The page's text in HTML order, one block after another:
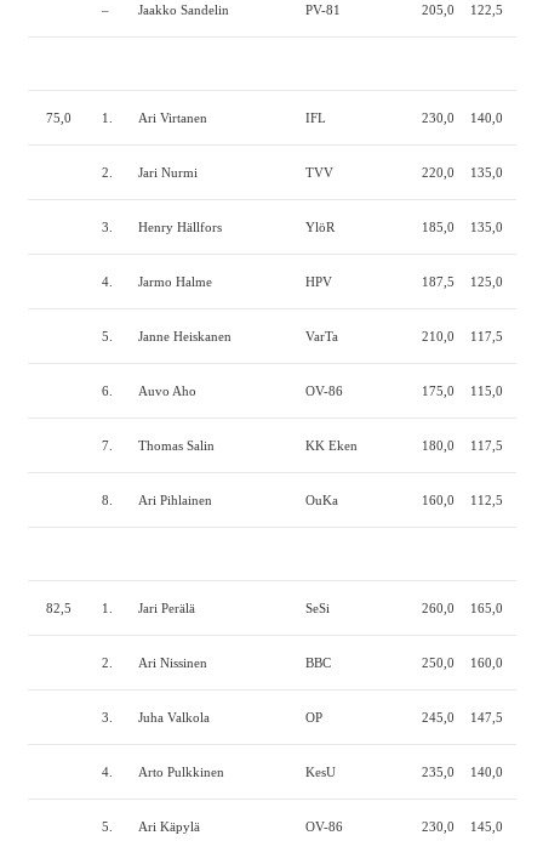
– Jaakko Sandelin PV-81 205,0 122,5
75,0 1. Ari Virtanen IFL 230,0 140,0
2. Jari Nurmi TVV 220,0 135,0
3. Henry Hällfors YlöR 185,0 135,0
4. Jarmo Halme HPV 187,5 125,0
5. Janne Heiskanen VarTa 210,0 117,5
6. Auvo Aho OV-86 175,0 115,0
7. Thomas Salin KK Eken 180,0 117,5
8. Ari Pihlainen OuKa 160,0 112,5
82,5 1. Jari Perälä SeSi 260,0 165,0
2. Ari Nissinen BBC 250,0 160,0
3. Juha Valkola OP 245,0 147,5
4. Arto Pulkkinen KesU 235,0 140,0
5. Ari Käpylä OV-86 230,0 145,0